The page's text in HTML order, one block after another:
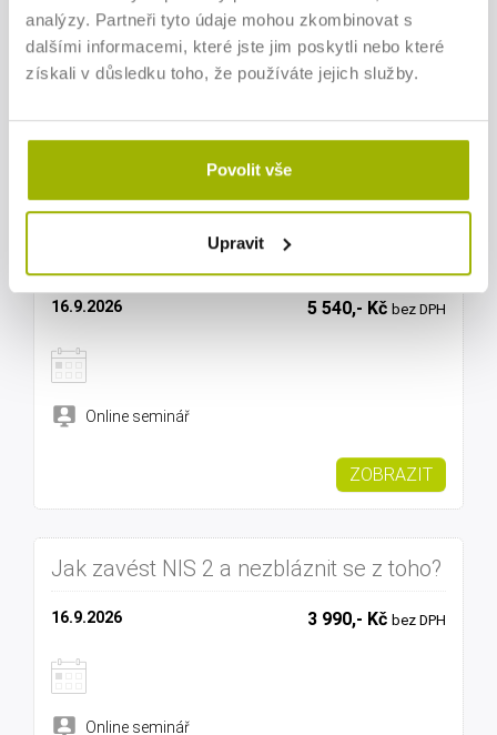
analýzy. Partneři tyto údaje mohou zkombinovat s
dalšími informacemi, které jste jim poskytli nebo které
získali v důsledku toho, že používáte jejich služby.
Povolit vše
Upravit
Jak využívat kontrolní vazby v účetnictví
5 540,- Kč bez DPH
16.9.2026
Online seminář
ZOBRAZIT
Jak zavést NIS 2 a nezbláznit se z toho?
3 990,- Kč bez DPH
16.9.2026
Online seminář